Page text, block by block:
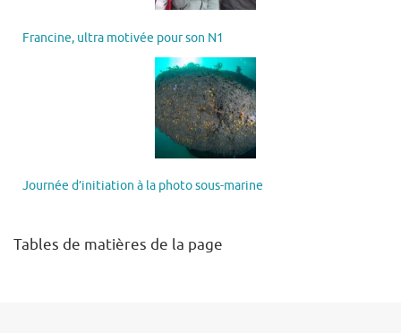
Francine, ultra motivée pour son N1
Journée d’initiation à la photo sous-marine
Tables de matières de la page